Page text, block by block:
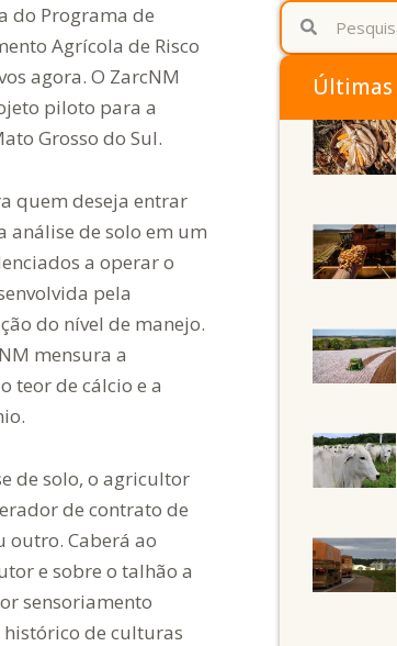
do Programa de
Agrícola de Risco
agora. O ZarcNM
piloto para a
Grosso do Sul.
quem deseja entrar
análise de solo em um
a operar o
pela
do nível de manejo.
mensura a
teor de cálcio e a
de solo, o agricultor
de contrato de
outro. Caberá ao
e sobre o talhão a
sensoriamento
de culturas